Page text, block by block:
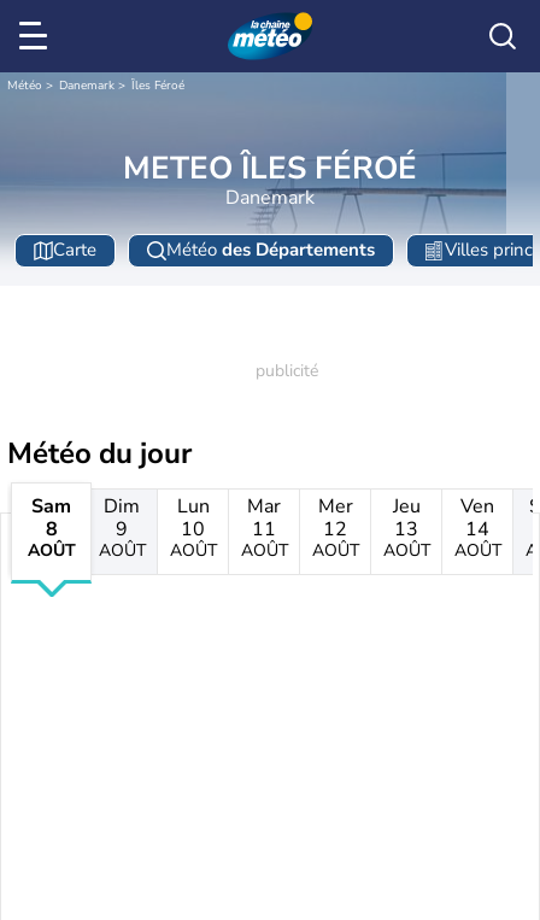
Météo Danemark Îles Féroé
METEO ÎLES FÉROÉ
Danemark
Carte Météo des Départements Villes
Météo du jour
Sam
8
AOÛT
Dim
9
AOÛT
Lun
10
AOÛT
Mar
11
AOÛT
Mer
12
AOÛT
Jeu
13
AOÛT
Ven
14
AOÛT